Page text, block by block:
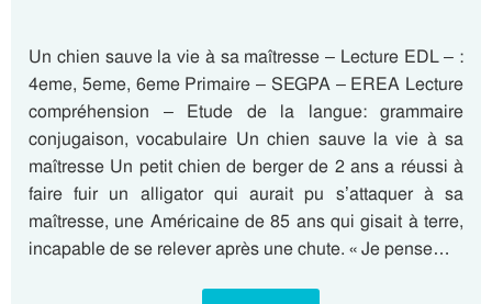
Un chien sauve la vie à sa maîtresse – Lecture EDL – :
4eme, 5eme, 6eme Primaire – SEGPA – EREA Lecture
compréhension – Etude de la langue: grammaire
conjugaison, vocabulaire Un chien sauve la vie à sa
maîtresse Un petit chien de berger de 2 ans a réussi à
faire fuir un alligator qui aurait pu s’attaquer à sa
maîtresse, une Américaine de 85 ans qui gisait à terre,
incapable de se relever après une chute. « Je pense…